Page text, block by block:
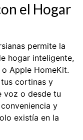
el Hogar
permite la
hogar inteligente,
Apple HomeKit.
cortinas y
voz o desde tu
y
existía en la